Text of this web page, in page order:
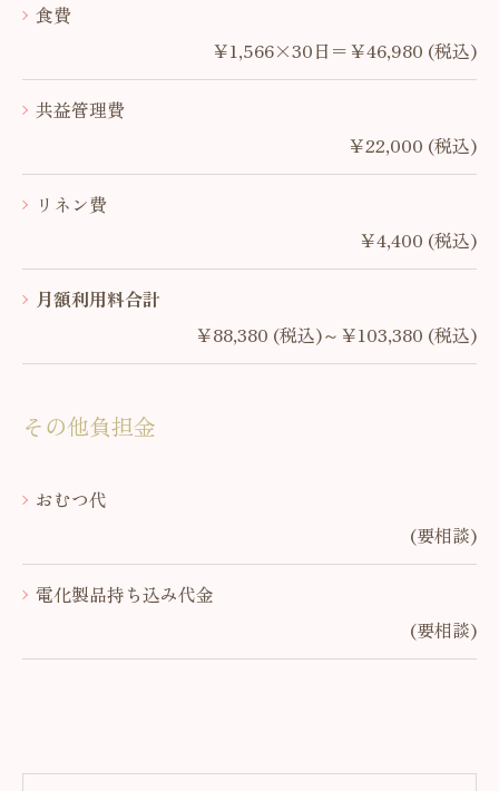
食費
￥1,566×30日＝￥46,980 (税込)
共益管理費
￥22,000 (税込)
リネン費
￥4,400 (税込)
月額利用料合計
￥88,380 (税込)～￥103,380 (税込)
その他負担金
おむつ代
(要相談)
電化製品持ち込み代金
(要相談)